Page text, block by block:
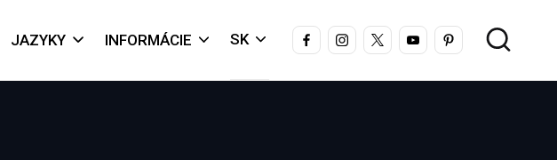
JAZYKY INFORMÁCIE SK FACEBOOKINSTAGRAM
X YOUTUBEPINTEREST